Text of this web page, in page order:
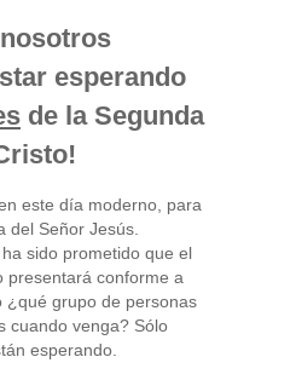
esperando
de la Segunda
este día moderno, para
del Señor Jesús.
sido prometido que el
presentará conforme a
¿qué grupo de personas
cuando venga? Sólo
esperando.